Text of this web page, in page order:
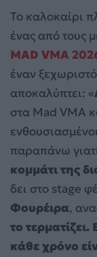
Το καλοκαίρι
ένας από τους
MAD VMA
έναν
αποκαλύπτει: «
στα Mad VMA
παραπάνω
κομμάτι της
δει στο stage
Φουρέιρα,
το
κάθε χρόνο